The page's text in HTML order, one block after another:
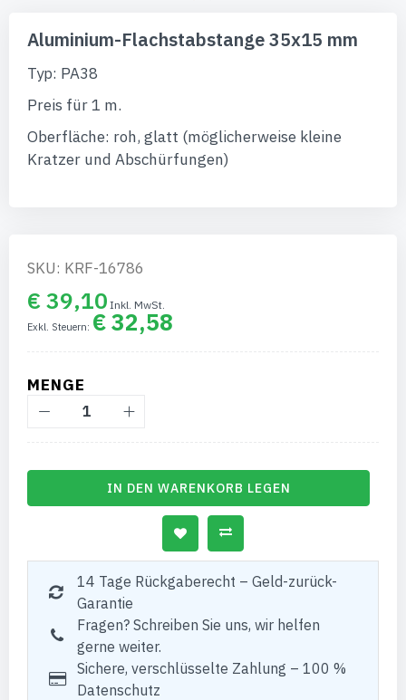
Anfang
Bildgalerie
springen
Aluminium-Flachstabstange 35x15 mm
Typ: PA38
Preis für 1 m.
Oberfläche: roh, glatt (möglicherweise kleine
Kratzer und Abschürfungen)
SKU: KRF-16786
€ 39,10
€ 32,58
MENGE
IN DEN WARENKORB LEGEN
14 Tage Rückgaberecht – Geld-zurück-
Garantie
Fragen? Schreiben Sie uns, wir helfen
gerne weiter.
Sichere, verschlüsselte Zahlung – 100 %
Datenschutz